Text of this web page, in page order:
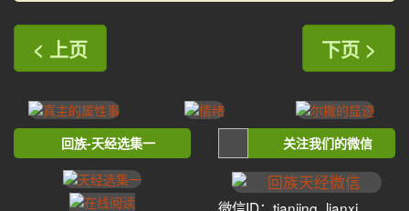
< 上页 下页 >
回族-天经选集一 关注我们的微信